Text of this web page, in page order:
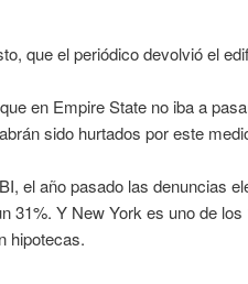
que el periódico devolvió el
en Empire State no iba a
sido hurtados por este
el año pasado las denuncias
31%. Y New York es uno de
hipotecas.